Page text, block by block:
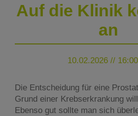
Auf die Klinik
an
10.02.2026 //
Die Entscheidung für eine
Grund einer Krebserkrankung
Ebenso gut sollte man sich